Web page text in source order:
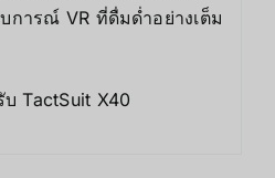
การณ์ VR ที่ดื่มด่ำอย่างเต็ม
TactSuit X40